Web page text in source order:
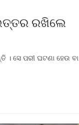
ରଖିଲେ
ସେ ପରୀ ଘଟଣା ହେଉ ବା